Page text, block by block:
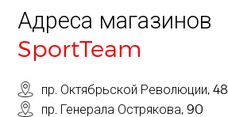
Адреса магазинов
SportTeam
пр. Октябрьской Революции, 48
пр. Генерала Острякова, 90